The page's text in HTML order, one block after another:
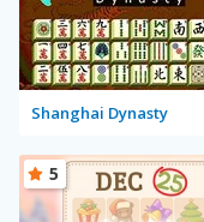
Shanghai Dynasty
5